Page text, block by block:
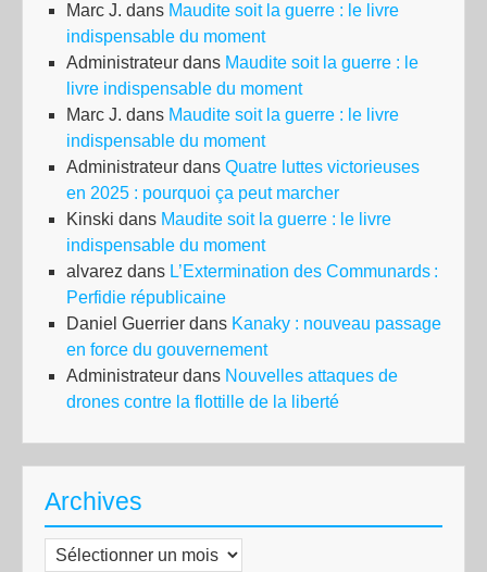
Marc J. dans Maudite soit la guerre : le livre
indispensable du moment
Administrateur dans Maudite soit la guerre : le
livre indispensable du moment
Marc J. dans Maudite soit la guerre : le livre
indispensable du moment
Administrateur dans Quatre luttes victorieuses
en 2025 : pourquoi ça peut marcher
Kinski dans Maudite soit la guerre : le livre
indispensable du moment
alvarez dans L’Extermination des Communards :
Perfidie républicaine
Daniel Guerrier dans Kanaky : nouveau passage
en force du gouvernement
Administrateur dans Nouvelles attaques de
drones contre la flottille de la liberté
Archives
Archives